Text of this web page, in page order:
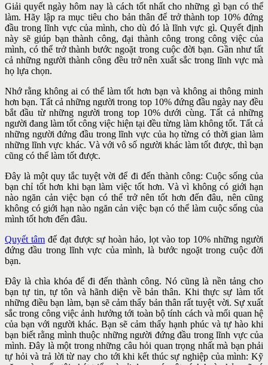
Giải quyết ngày hôm nay là cách tốt nhất cho những gì bạn có thể
làm. Hãy lập ra mục tiêu cho bản thân để trở thành top 10% đứng
đầu trong lĩnh vực của mình, cho dù đó là lĩnh vực gì. Quyết định
này sẽ giúp bạn thành công, đại thành công trong công việc của
mình, có thể trở thành bước ngoặt trong cuộc đời bạn. Gần như tất
cả những người thành công đều trở nên xuất sắc trong lĩnh vực mà
họ lựa chọn.
Nhớ rằng không ai có thể làm tốt hơn bạn và không ai thông minh
hơn bạn. Tất cả những người trong top 10% đứng đầu ngày nay đều
bắt đầu từ những người trong top 10% dưới cùng. Tất cả những
người đang làm tốt công việc hiện tại đều từng làm không tốt. Tất cả
những người đứng đầu trong lĩnh vực của họ từng có thời gian làm
những lĩnh vực khác. Và với vô số người khác làm tốt được, thì bạn
cũng có thể làm tốt được.
Đây là một quy tắc tuyệt vời để đi đến thành công: Cuộc sống của
bạn chỉ tốt hơn khi bạn làm việc tốt hơn. Và vì không có giới hạn
nào ngăn cản việc bạn có thể trở nên tốt hơn đến đâu, nên cũng
không có giới hạn nào ngăn cản việc bạn có thể làm cuộc sống của
mình tốt hơn đến đâu.
Quyết tâm để đạt được sự hoàn hảo, lọt vào top 10% những người
đứng đầu trong lĩnh vực của mình, là bước ngoặt trong cuộc đời
bạn.
Đây là chìa khóa để đi đến thành công. Nó cũng là nền tảng cho
bạn tự tin, tự tôn và hãnh diện về bản thân. Khi thực sự làm tốt
những điều bạn làm, bạn sẽ cảm thấy bản thân rất tuyệt vời. Sự xuất
sắc trong công việc ảnh hưởng tới toàn bộ tính cách và mối quan hệ
của bạn với người khác. Bạn sẽ cảm thấy hạnh phúc và tự hào khi
bạn biết rằng mình thuộc những người đứng đầu trong lĩnh vực của
mình. Đây là một trong những câu hỏi quan trọng nhất mà bạn phải
tự hỏi và trả lời từ nay cho tới khi kết thúc sự nghiệp của mình: Kỹ